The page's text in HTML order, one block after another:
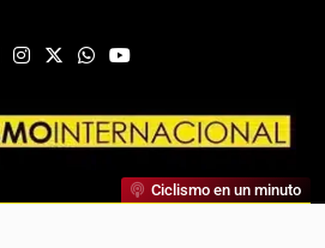
Internacional
Mundial. Entrevistas, Análisis,
La Web Ciclista De Referencia.
Ciclismo en un minuto